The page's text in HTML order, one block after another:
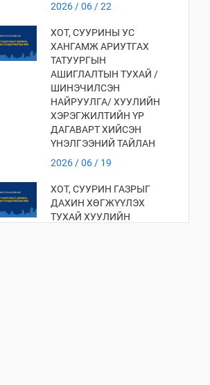
2026 / 06 / 22
ХОТ, СУУРИНЫ УС
ХАНГАМЖ АРИУТГАХ
ТАТУУРГЫН
АШИГЛАЛТЫН ТУХАЙ /
ШИНЭЧИЛСЭН
НАЙРУУЛГА/ ХУУЛИЙН
ХЭРЭГЖИЛТИЙН ҮР
ДАГАВАРТ ХИЙСЭН
ҮНЭЛГЭЭНИЙ ТАЙЛАН
2026 / 06 / 19
ХОТ, СУУРИН ГАЗРЫГ
ДАХИН ХӨГЖҮҮЛЭХ
ТУХАЙ ХУУЛИЙН